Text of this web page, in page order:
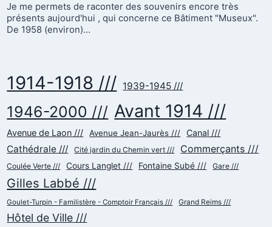
Je me permets de raconter des souvenirs encore très
présents aujourd'hui , qui concerne ce Bâtiment "Museux".
De 1958 (environ)…
1914-1918 /// 1939-1945 ///
1946-2000 /// Avant 1914 ///
Avenue de Laon /// Avenue Jean-Jaurès /// Canal ///
Cathédrale /// Cité jardin du Chemin vert /// Commerçants ///
Coulée Verte /// Cours Langlet /// Fontaine Subé /// Gare ///
Gilles Labbé ///
Goulet-Turpin - Familistère - Comptoir Français /// Grand Reims ///
Hôtel de Ville ///